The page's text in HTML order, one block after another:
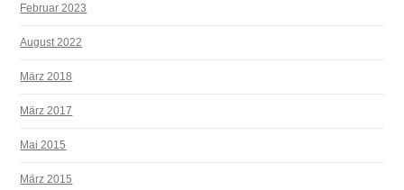
Februar 2023
August 2022
März 2018
März 2017
Mai 2015
März 2015